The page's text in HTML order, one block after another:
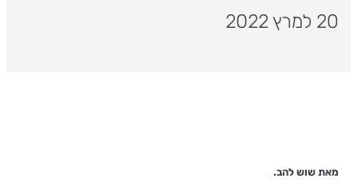
20 למרץ 2022
מאת שוש להב.